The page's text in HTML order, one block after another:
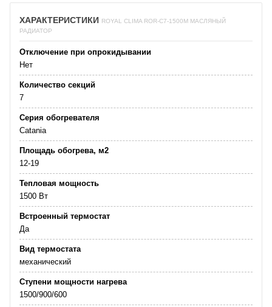
ХАРАКТЕРИСТИКИ ROYAL CLIMA ROR-C7-1500M МАСЛЯНЫЙ
РАДИАТОР
Отключение при опрокидывании
Нет
Количество секций
7
Серия обогревателя
Catania
Площадь обогрева, м2
12-19
Тепловая мощность
1500 Вт
Встроенный термостат
Да
Вид термостата
механический
Ступени мощности нагрева
1500/900/600